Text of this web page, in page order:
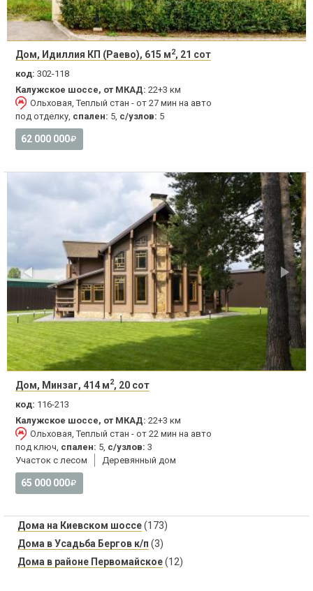
Дом, Идиллия КП (Раево), 615 м2, 21 сот
код: 302-118
Калужское шоссе, от МКАД: 22+3 км
Ольховая, Теплый стан - от 27 мин на авто
под отделку, спален: 5, с/узлов: 5
62 000 000
Дом, Минзаг, 414 м2, 20 сот
код: 116-213
Калужское шоссе, от МКАД: 22+3 км
Ольховая, Теплый стан - от 22 мин на авто
под ключ, спален: 5, с/узлов: 3
Участок с лесом
Деревянный дом
65 000 000
Дома на Киевском шоссе(173)
Дома в Усадьба Бергов к/п (3)
Дома в районе Первомайское(12)